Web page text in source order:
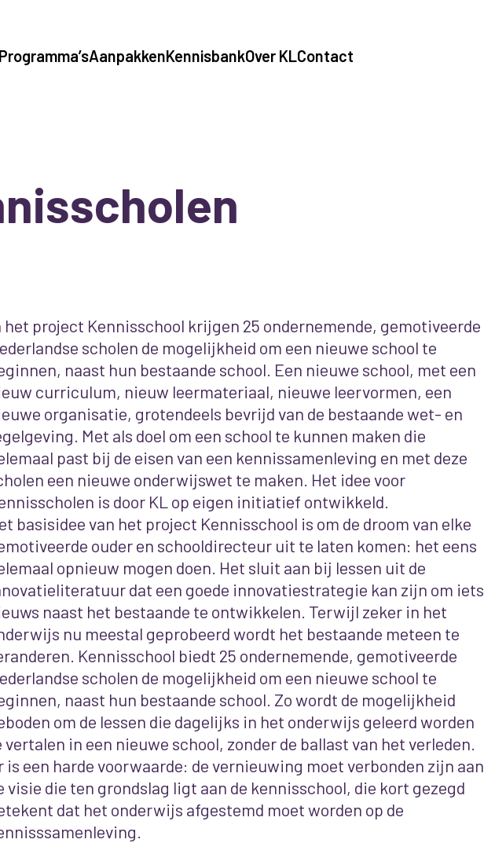
Programma’sAanpakkenKennisbankOver KLContact
het project Kennisschool krijgen 25 ondernemende, gemotiveerde
scholen de mogelijkheid om een nieuwe school te
naast hun bestaande school. Een nieuwe school, met een
curriculum, nieuw leermateriaal, nieuwe leervormen, een
organisatie, grotendeels bevrijd van de bestaande wet- en
Met als doel om een school te kunnen maken die
past bij de eisen van een kennissamenleving en met deze
een nieuwe onderwijswet te maken. Het idee voor
is door KL op eigen initiatief ontwikkeld.
basisidee van het project Kennisschool is om de droom van elke
ouder en schooldirecteur uit te laten komen: het eens
opnieuw mogen doen. Het sluit aan bij lessen uit de
dat een goede innovatiestrategie kan zijn om iets
naast het bestaande te ontwikkelen. Terwijl zeker in het
nu meestal geprobeerd wordt het bestaande meteen te
Kennisschool biedt 25 ondernemende, gemotiveerde
scholen de mogelijkheid om een nieuwe school te
naast hun bestaande school. Zo wordt de mogelijkheid
om de lessen die dagelijks in het onderwijs geleerd worden
vertalen in een nieuwe school, zonder de ballast van het verleden.
is een harde voorwaarde: de vernieuwing moet verbonden zijn aan
visie die ten grondslag ligt aan de kennisschool, die kort gezegd
dat het onderwijs afgestemd moet worden op de